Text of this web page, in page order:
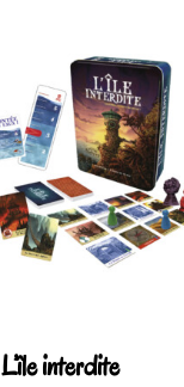
L’île interdite